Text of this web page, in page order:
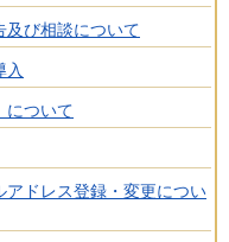
及び相談について
入
について
ドレス登録・変更につい